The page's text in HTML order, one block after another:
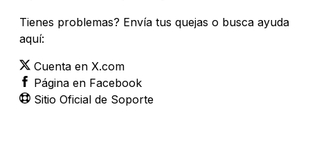
Tienes problemas? Envía tus quejas o busca ayuda
aquí:
Cuenta en X.com
Página en Facebook
Sitio Oficial de Soporte